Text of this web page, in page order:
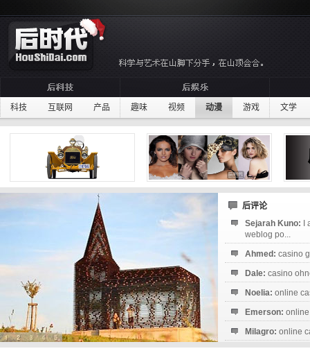
科技 互联网 产品 趣味 视频 动漫 游戏 文学
后评论
Sejarah Kuno:
weblog po...
Ahmed: casino
Dale: casino
Noelia: online
Emerson:
Milagro: online